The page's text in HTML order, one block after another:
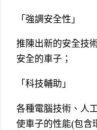
「強調安全性」
推陳出新的安全技
安全的車子；
「科技輔助」
各種電腦技術、人
使車子的性能(包含